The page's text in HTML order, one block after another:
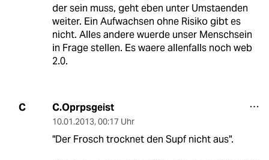
der sein muss, geht eben unter Umstaenden
weiter. Ein Aufwachsen ohne Risiko gibt es
nicht. Alles andere wuerde unser Menschsein
in Frage stellen. Es waere allenfalls noch web
2.0.
C C.Oprpsgeist
10.01.2013, 00:17 Uhr
"Der Frosch trocknet den Supf nicht aus".